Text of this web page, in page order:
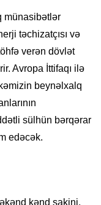
münasibətlər
təchizatçısı və
verən dövlət
Avropa İttifaqı ilə
beynəlxalq
sülhün bərqərar
edəcək.
kənd sakini,